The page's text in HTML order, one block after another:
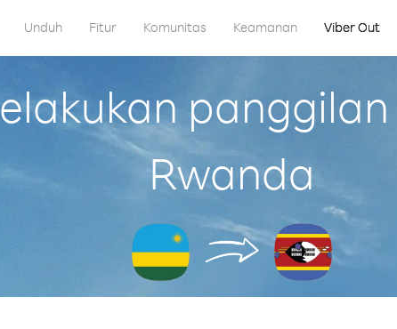
Unduh Fitur Komunitas Keamanan Viber Out
Rwanda